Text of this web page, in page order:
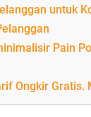
untuk
Pain
Ongkir Gratis.